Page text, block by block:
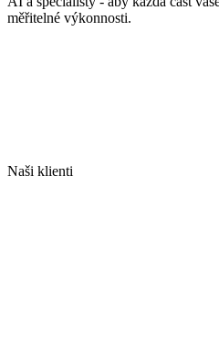
měřitelné výkonnosti.
Naši klienti